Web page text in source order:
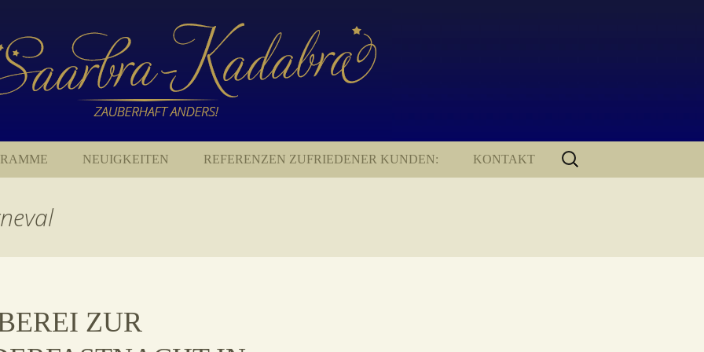
NEUIGKEITEN REFERENZEN ZUFRIEDENER KUNDEN: KONTAKT
SUCHEN
NACH:
ZUR